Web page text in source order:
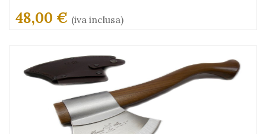
48,00 € (iva inclusa)